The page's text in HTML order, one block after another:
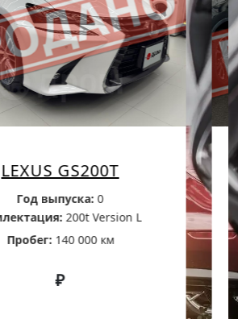
LEXUS GS200T
Год выпуска: 0
200t Version L
Пробег:140 000 км
₽